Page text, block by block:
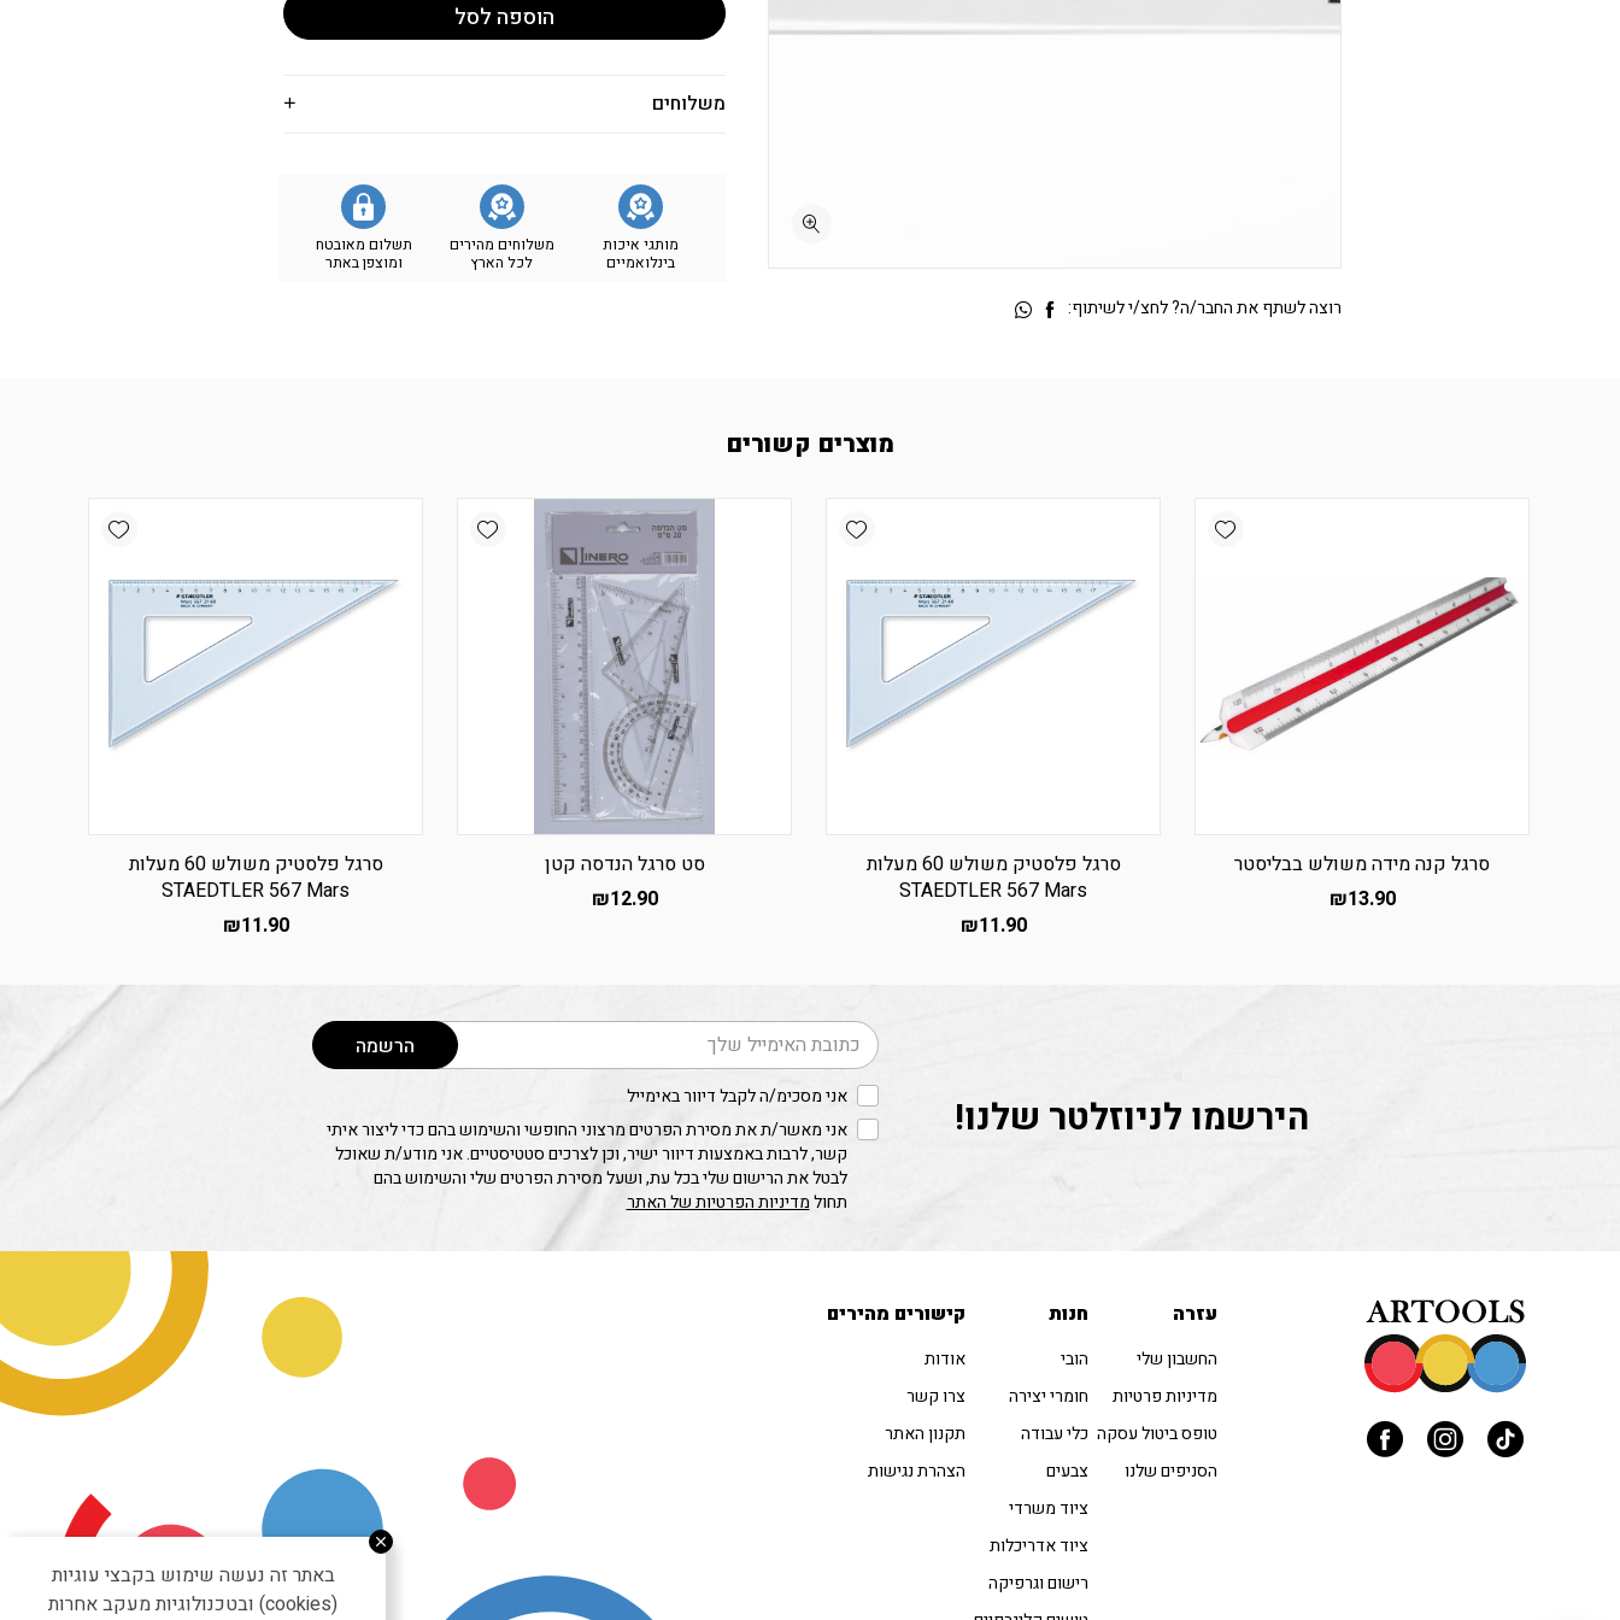
הוספה לסל
משלוחים
מותגי איכות
בינלואמיים
משלוחים מהירים
לכל הארץ
תשלום מאובטח
ומוצפן באתר
רוצה לשתף את החבר/ה? לחצ/י לשיתוף:
מוצרים קשורים
Add wishlist
סרגל קנה מידה משולש בבליסטר
₪13.90
Add wishlist
סרגל פלסטיק משולש 60 מעלות
STAEDTLER 567 Mars
₪11.90
Add wishlist
סט סרגל הנדסה קטן
₪12.90
Add wishlist
סרגל פלסטיק משולש 60 מעלות
STAEDTLER 567 Mars
₪11.90
הירשמו לניוזלטר שלנו!
דוא׳׳ל הרשמה
אני מסכימ/ה לקבל דיוור באימייל
אני מאשר/ת את מסירת הפרטים מרצוני החופשי והשימוש בהם כדי ליצור איתי
קשר, לרבות באמצעות דיוור ישיר, וכן לצרכים סטטיסטיים. אני מודע/ת שאוכל
לבטל את הרישום שלי בכל עת, ושעל מסירת הפרטים שלי והשימוש בהם
תחולמדיניות הפרטיות של האתר
עזרה
החשבון שלי
מדיניות פרטיות
טופס ביטול עסקה
הסניפים שלנו
חנות
הובי
חומרי יצירה
כלי עבודה
צבעים
ציוד משרדי
ציוד אדריכלות
רישום וגרפיקה
קישורים מהירים
אודות
צרו קשר
תקנון האתר
הצהרת נגישות
באתר זה נעשה שימוש בקבצי עוגיות
(cookies) ובטכנולוגיות מעקב אחרות